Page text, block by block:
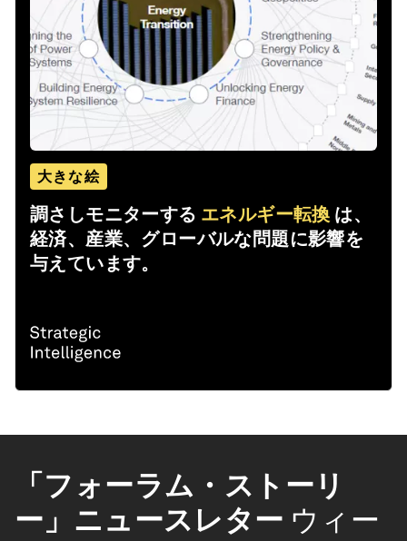
大きな絵
調さしモニターする エネルギー転換 は、
経済、産業、グローバルな問題に影響を
与えています。
「フォーラム・ストーリ
ー」ニュースレター ウィー